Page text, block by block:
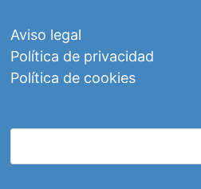
Aviso legal
Política de privacidad
Política de cookies